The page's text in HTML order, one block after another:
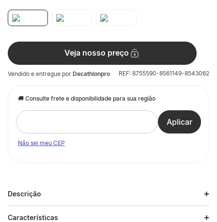
Futebol Campo
Veja nosso preço
Vendido e entregue por Decathlonpro REF: 8755590-8561149-8543062
Não sei meu CEP
Descrição
Características